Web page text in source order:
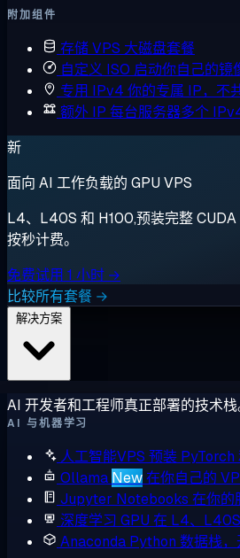
附加组件
存储 VPS 大磁盘套餐
自定义 ISO 启动你自己的镜
专用 IPv4 你的专属 IP，不
额外 IP 每台服务器多个
新
面向 AI 工作负载的 GPU VPS
L4、L40S 和 H100,预装完整
按秒计费。
免费试用 1 小时 →
比较所有套餐 →
AI 开发者和工程师真正部署的技术栈
AI 与机器学习
人工智能VPS 预装 PyTorch
Ollama New在你自己的
Jupyter Notebooks 在你的
深度学习 GPU 在 L4、
Anaconda Python 数据栈，